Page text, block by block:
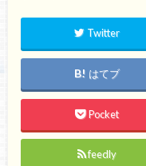
Twitter
はてブ
Pocket
feedly